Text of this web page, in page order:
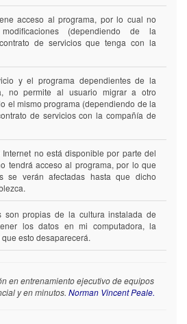
acceso al programa, por lo cual no
(dependiendo de la
de servicios que tenga con la
y el programa dependientes de la
no permite al usuario migrar a otro
el mismo programa (dependiendo de la
de servicios con la compañía de
no está disponible por parte del
tendrá acceso al programa, por lo que
se verán afectadas hasta que dicho
son propias de la cultura instalada de
los datos en mi computadora, la
esto desaparecerá.
en entrenamiento ejecutivo de equipos
y en minutos. Norman Vincent Peale.